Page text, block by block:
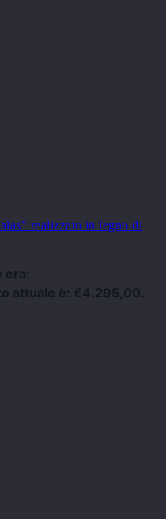
realizzato in legno di
era:
attuale è: €4.295,00.